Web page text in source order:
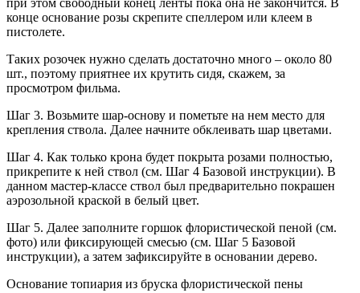
при этом свободный конец ленты пока она не закончится. В
конце основание розы скрепите спеллером или клеем в
пистолете.
Таких розочек нужно сделать достаточно много – около 80
шт., поэтому приятнее их крутить сидя, скажем, за
просмотром фильма.
Шаг 3. Возьмите шар-основу и пометьте на нем место для
крепления ствола. Далее начните обклеивать шар цветами.
Шаг 4. Как только крона будет покрыта розами полностью,
прикрепите к ней ствол (см. Шаг 4 Базовой инструкции). В
данном мастер-классе ствол был предварительно покрашен
аэрозольной краской в белый цвет.
Шаг 5. Далее заполните горшок флористической пеной (см.
фото) или фиксирующей смесью (см. Шаг 5 Базовой
инструкции), а затем зафиксируйте в основании дерево.
Основание топиария из бруска флористической пены